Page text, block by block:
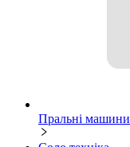
Пральні машини